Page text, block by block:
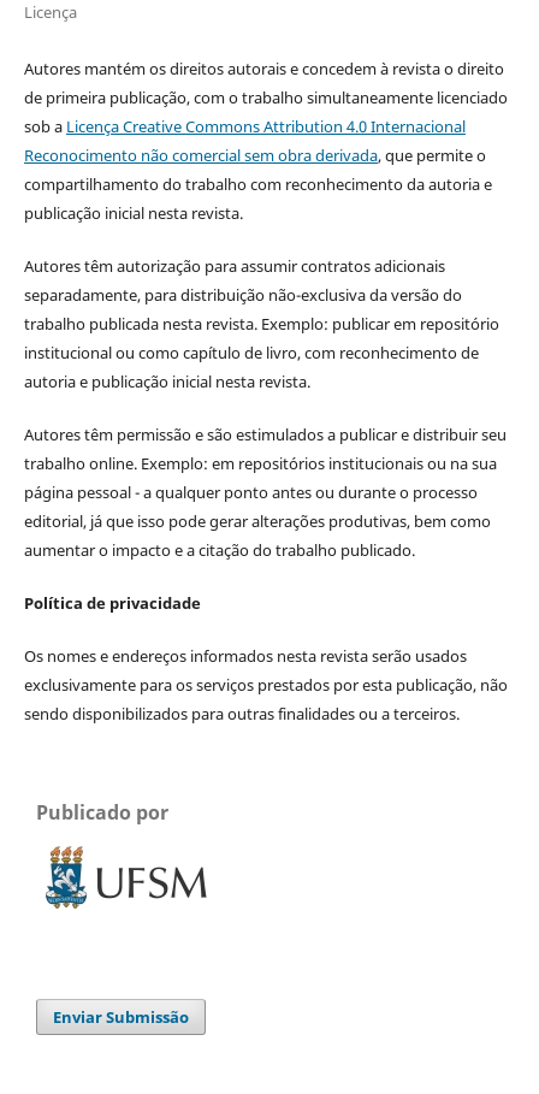
Licença
Autores mantém os direitos autorais e concedem à revista o direito
de primeira publicação, com o trabalho simultaneamente licenciado
sob a Licença Creative Commons Attribution 4.0 Internacional
Reconocimento não comercial sem obra derivada, que permite o
compartilhamento do trabalho com reconhecimento da autoria e
publicação inicial nesta revista.
Autores têm autorização para assumir contratos adicionais
separadamente, para distribuição não-exclusiva da versão do
trabalho publicada nesta revista. Exemplo: publicar em repositório
institucional ou como capítulo de livro, com reconhecimento de
autoria e publicação inicial nesta revista.
Autores têm permissão e são estimulados a publicar e distribuir seu
trabalho online. Exemplo: em repositórios institucionais ou na sua
página pessoal - a qualquer ponto antes ou durante o processo
editorial, já que isso pode gerar alterações produtivas, bem como
aumentar o impacto e a citação do trabalho publicado.
Política de privacidade
Os nomes e endereços informados nesta revista serão usados
exclusivamente para os serviços prestados por esta publicação, não
sendo disponibilizados para outras finalidades ou a terceiros.
Publicado por
Enviar Submissão